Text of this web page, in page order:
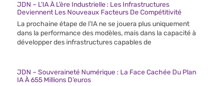
JDN – L’IA À L’ère Industrielle : Les Infrastructures
Deviennent Les Nouveaux Facteurs De Compétitivité
La prochaine étape de l’IA ne se jouera plus uniquement
dans la performance des modèles, mais dans la capacité à
développer des infrastructures capables de
JDN – Souveraineté Numérique : La Face Cachée Du Plan
IA À 655 Millions D’euros